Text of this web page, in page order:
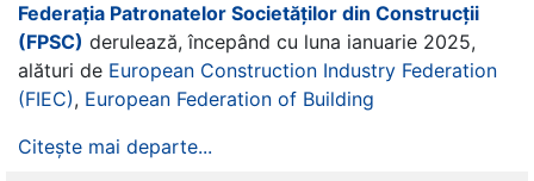
Federația Patronatelor Societăților din Construcții
(FPSC) derulează, începând cu luna ianuarie 2025,
alături de European Construction Industry Federation
(FIEC), European Federation of Building
Citește mai departe...